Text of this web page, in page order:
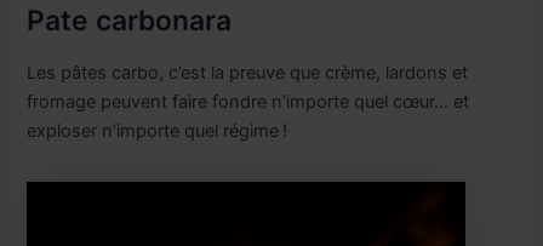
Pate carbonara
Les pâtes carbo, c’est la preuve que crème, lardons et
fromage peuvent faire fondre n’importe quel cœur… et
exploser n’importe quel régime !